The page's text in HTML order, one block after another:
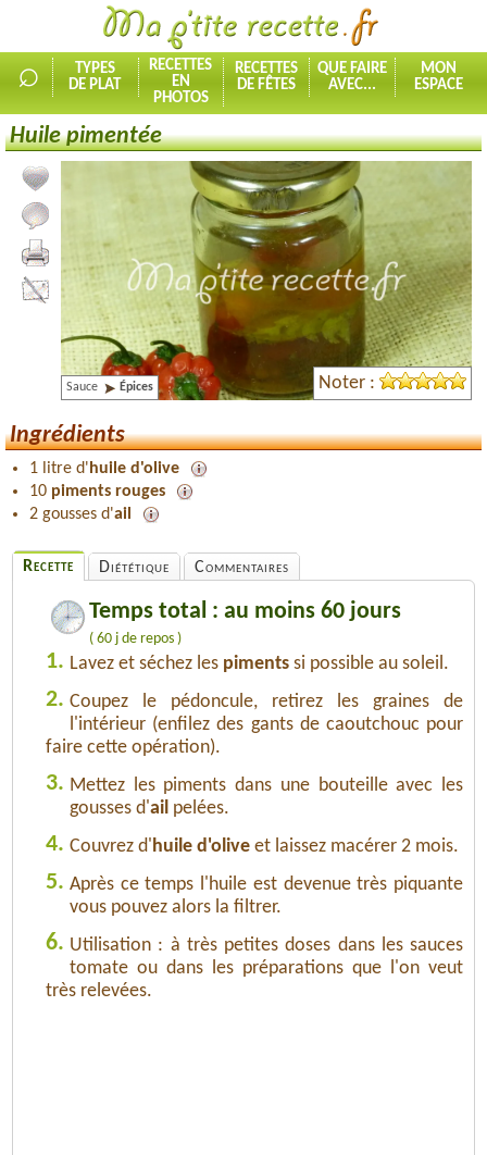
⌕
TYPES
DE PLAT
RECETTES
EN
PHOTOS
RECETTES
DE FÊTES
QUE FAIRE
AVEC...
MON
ESPACE
Huile pimentée
Ajouter la recette à mes favorites
Commenter, noter la recette
Imprimer la recette
Partager cette recette
Sauce Épices Noter :
Ingrédients
1 litre d' huile d'olive
10 piments rouges
2 gousses d'ail
Recette Diététique Commentaires
Temps total : au moins 60 jours
( 60 j de repos )
1. Lavez et séchez les piments si possible au soleil.
2. Coupez le pédoncule, retirez les graines de
l'intérieur (enfilez des gants de caoutchouc pour
faire cette opération).
3. Mettez les piments dans une bouteille avec les
gousses d'ail pelées.
4. Couvrez d' huile d'olive et laissez macérer 2 mois.
5. Après ce temps l'huile est devenue très piquante
vous pouvez alors la filtrer.
6. Utilisation : à très petites doses dans les sauces
tomate ou dans les préparations que l'on veut
très relevées.